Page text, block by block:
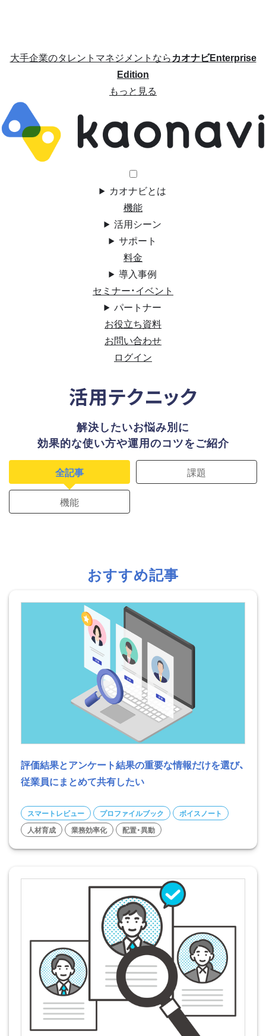
大手企業のタレントマネジメントならカオナビEnterprise
Edition
もっと見る
カオナビとは
機能
活用シーン
サポート
料金
導入事例
セミナー・イベント
パートナー
お役立ち資料
お問い合わせ
ログイン
活用テクニック
解決したいお悩み別に
効果的な使い方や運用のコツをご紹介
全記事 課題
機能
おすすめ記事
評価結果とアンケート結果の重要な情報だけを選び、
従業員にまとめて共有したい
スマートレビュー プロファイルブック
ボイスノート
人材育成
業務効率化 配置・異動